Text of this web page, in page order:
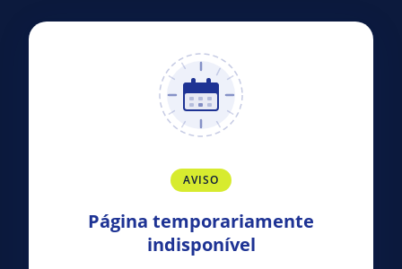
AVISO
Página temporariamente
indisponível